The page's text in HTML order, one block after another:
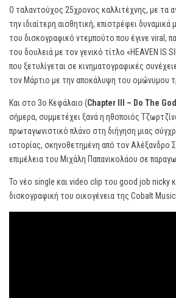
Ο ταλαντούχος 25χρονος καλλιτέχνης, με τα
την ιδιαίτερη αισθητική, επιστρέφει
του δισκογραφικό ντεμπούτο που έγινε viral,
του δουλειά με τον γενικό τίτλο «HEAVEN IS
που ξετυλίγεται σε κινηματογραφικές
τον Μάρτιο με την αποκάλυψη του ομώνυμου
Και στο 3ο Κεφάλαιο (Chapter III – Do The
σήμερα, συμμετέχει ξανά η ηθοποιός
πρωταγωνιστικό πλάνο στη διήγηση μιας
ιστορίας, σκηνοθετημένη από τον Αλέξανδρο
επιμέλεια του Μιχάλη Παπανικολάου σε
Το νέο single και video clip του good job nicky
δισκογραφική του οικογένεια της Cobalt Music.